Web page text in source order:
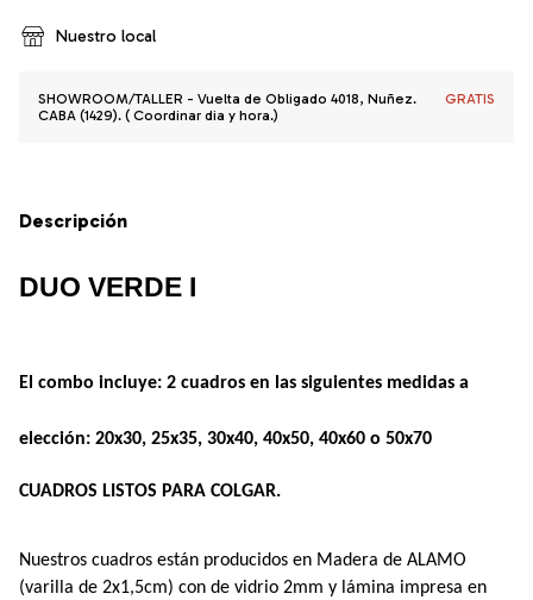
Nuestro local
SHOWROOM/TALLER - Vuelta de Obligado 4018, Nuñez.
CABA (1429). ( Coordinar dia y hora.)
GRATIS
Descripción
DUO VERDE I
El combo incluye: 2 cuadros en las siguientes medidas a
elección: 20x30, 25x35, 30x40, 40x50, 40x60 o 50x70
CUADROS LISTOS PARA COLGAR.
Nuestros cuadros están producidos en Madera de ALAMO
(varilla de 2x1,5cm) con de vidrio 2mm y lámina impresa en